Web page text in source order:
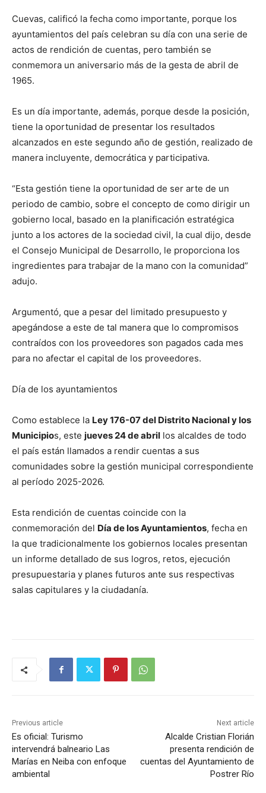
Cuevas, calificó la fecha como importante, porque los
ayuntamientos del país celebran su día con una serie de
actos de rendición de cuentas, pero también se
conmemora un aniversario más de la gesta de abril de
1965.
Es un día importante, además, porque desde la posición,
tiene la oportunidad de presentar los resultados
alcanzados en este segundo año de gestión, realizado de
manera incluyente, democrática y participativa.
“Esta gestión tiene la oportunidad de ser arte de un
periodo de cambio, sobre el concepto de como dirigir un
gobierno local, basado en la planificación estratégica
junto a los actores de la sociedad civil, la cual dijo, desde
el Consejo Municipal de Desarrollo, le proporciona los
ingredientes para trabajar de la mano con la comunidad”
adujo.
Argumentó, que a pesar del limitado presupuesto y
apegándose a este de tal manera que lo compromisos
contraídos con los proveedores son pagados cada mes
para no afectar el capital de los proveedores.
Día de los ayuntamientos
Como establece la Ley 176-07 del Distrito Nacional y los
Municipios, este jueves 24 de abril los alcaldes de todo
el país están llamados a rendir cuentas a sus
comunidades sobre la gestión municipal correspondiente
al período 2025-2026.
Esta rendición de cuentas coincide con la
conmemoración del Día de los Ayuntamientos, fecha en
la que tradicionalmente los gobiernos locales presentan
un informe detallado de sus logros, retos, ejecución
presupuestaria y planes futuros ante sus respectivas
salas capitulares y la ciudadanía.
Previous article
Es oficial: Turismo
intervendrá balneario Las
Marías en Neiba con enfoque
ambiental
Next article
Alcalde Cristian Florián
presenta rendición de
cuentas del Ayuntamiento de
Postrer Río